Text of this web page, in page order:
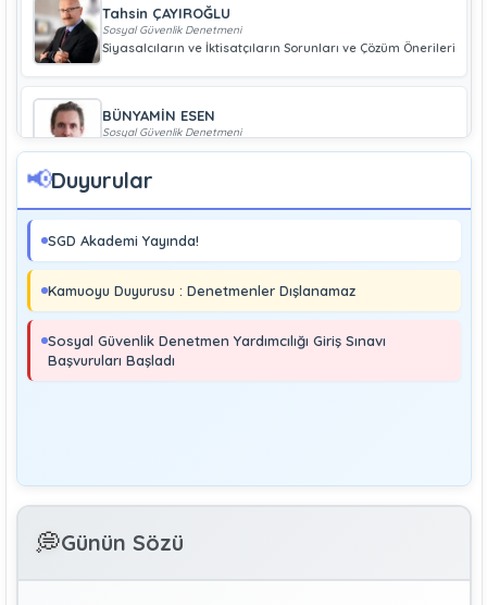
Tahsin ÇAYIROĞLU
Sosyal Güvenlik Denetmeni
Siyasalcıların ve İktisatçıların Sorunları ve Çözüm Önerileri
BÜNYAMİN ESEN
Sosyal Güvenlik Denetmeni
Geliri Düşük Olan Çiftçiye Bağ-Kur Borcu Çıkmaz
Boray UĞRAŞ
Soma ve Ermenek’te Meydana Gelen Kazalar Büyük
Endüstriyel Kaza Sayılmakta Mıdır?
Sosyal Güvenlik Denetmeni
Kayıt Dışı İstihdamla Mücadeleye Farklı Bir Yaklaşım
G
Özel Sağlık Hizmeti Sunucularında Görev Yapan
📢Duyurular
SGD Akademi Yayında!
Kamuoyu Duyurusu : Denetmenler Dışlanamaz
Sosyal Güvenlik Denetmen Yardımcılığı Giriş Sınavı
Başvuruları Başladı
💭Günün Sözü